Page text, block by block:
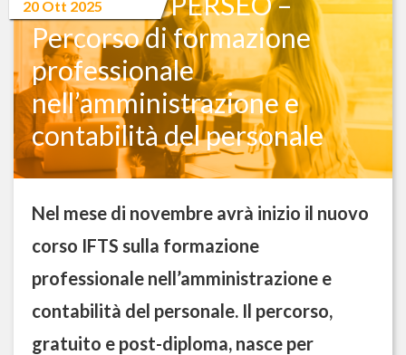
20 Ott 2025
Percorso di formazione
professionale
nell’amministrazione e
contabilità del personale
Nel mese di novembre avrà inizio il nuovo
corso IFTS sulla formazione
professionale nell’amministrazione e
contabilità del personale. Il percorso,
gratuito e post-diploma, nasce per